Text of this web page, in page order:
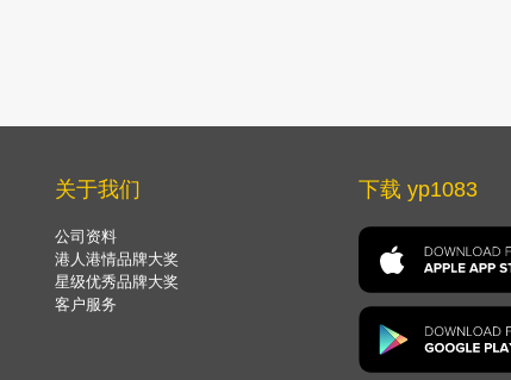
关于我们
公司资料
港人港情品牌大奖
星级优秀品牌大奖
客户服务
下载 yp1083